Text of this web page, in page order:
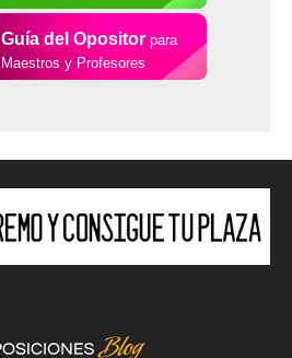
Guía del Opositor para
Maestros y Profesores